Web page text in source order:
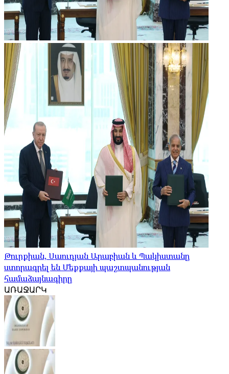
Թուրքիան, Սաուդյան Արաբիան և Պակիստանը
ստորագրել են Մեքքայի պաշտպանության
համաձայնագիրը
ԱՌԱՋԱՐԿ